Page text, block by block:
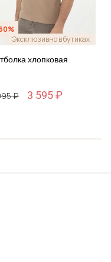
Эксклюзивно в бутиках
хлопковая
₽ 3 595 ₽